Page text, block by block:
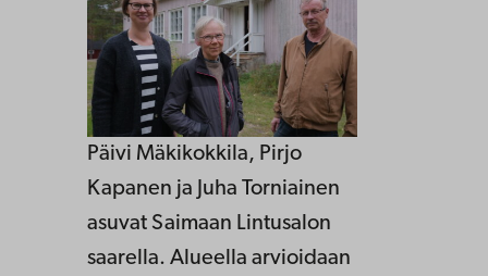
Päivi Mäkikokkila, Pirjo
Kapanen ja Juha Torniainen
asuvat Saimaan Lintusalon
saarella. Alueella arvioidaan